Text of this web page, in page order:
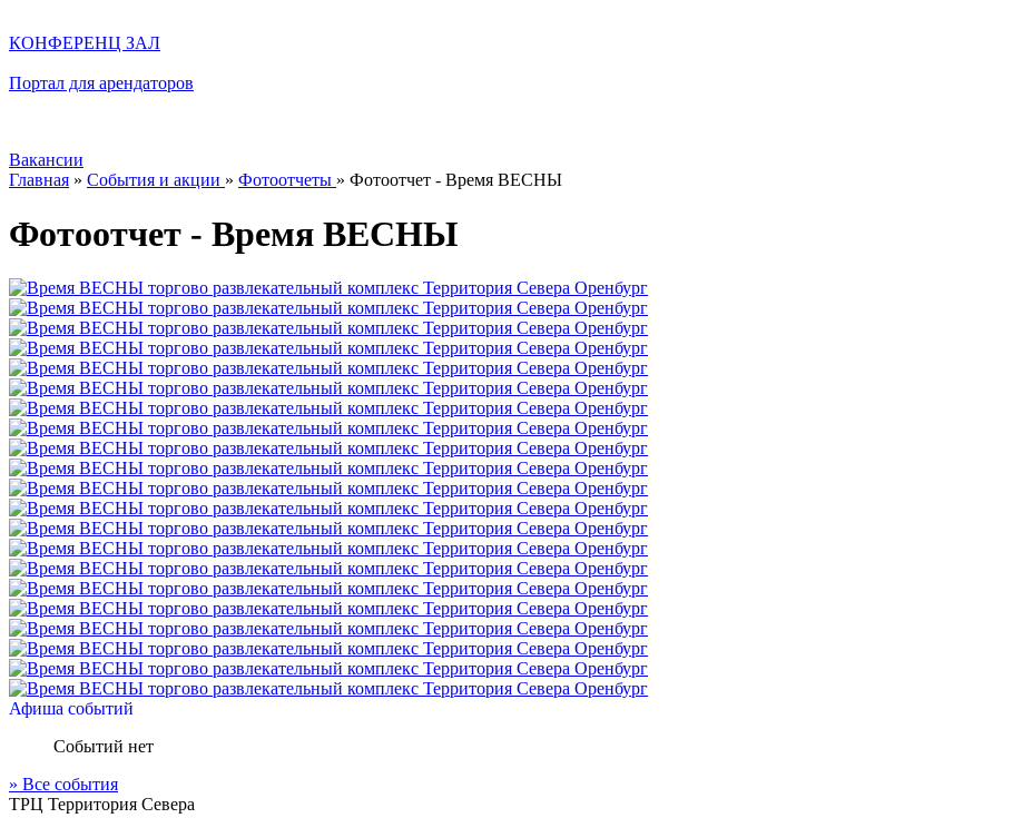
КОНФЕРЕНЦ ЗАЛ
Портал для арендаторов
Вакансии
Главная » События и акции » Фотоотчеты » Фотоотчет - Время ВЕСНЫ
Фотоотчет - Время ВЕСНЫ
Афиша событий
Событий нет
» Все события
ТРЦ Территория Севера